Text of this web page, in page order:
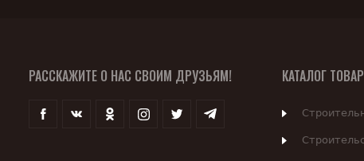
РАССКАЖИТЕ О НАС СВОИМ ДРУЗЬЯМ! КАТАЛОГ